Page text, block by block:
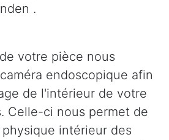
.
votre pièce nous
endoscopique afin
de l'intérieur de votre
Celle-ci nous permet de
intérieur des